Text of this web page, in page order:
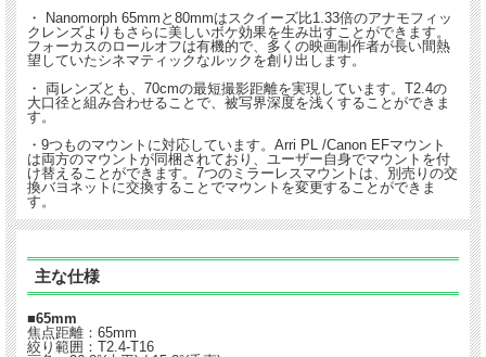
・ Nanomorph 65mmと80mmはスクイーズ比1.33倍のアナモフィッ
クレンズよりもさらに美しいボケ効果を生み出すことができます。
フォーカスのロールオフは有機的で、多くの映画制作者が長い間熱
望していたシネマティックなルックを創り出します。
・ 両レンズとも、70cmの最短撮影距離を実現しています。T2.4の
大口径と組み合わせることで、被写界深度を浅くすることができま
す。
・9つものマウントに対応しています。Arri PL /Canon EFマウント
は両方のマウントが同梱されており、ユーザー自身でマウントを付
け替えることができます。7つのミラーレスマウントは、別売りの交
換バヨネットに交換することでマウントを変更することができま
す。
主な仕様
■65mm
焦点距離：65mm
絞り範囲：T2.4-T16